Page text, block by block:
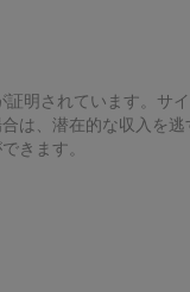
明されています。サ
は、潜在的な収入を
きます。